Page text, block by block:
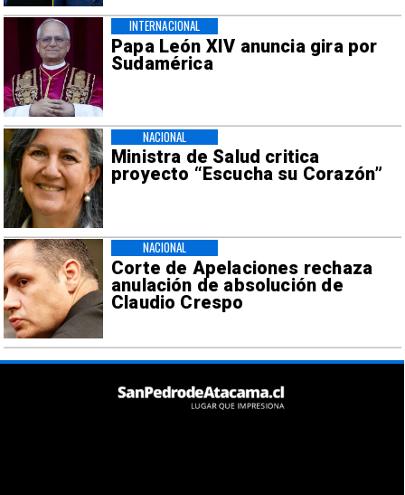
Papa León XIV anuncia gira por
Sudamérica
INTERNACIONAL
Ministra de Salud critica
proyecto “Escucha su Corazón”
NACIONAL
Corte de Apelaciones rechaza
anulación de absolución de
Claudio Crespo
NACIONAL